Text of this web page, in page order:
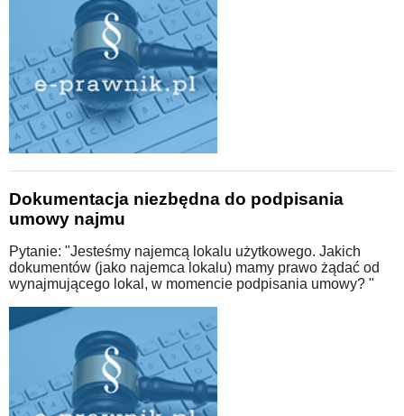
Dokumentacja niezbędna do podpisania
umowy najmu
Pytanie: "Jesteśmy najemcą lokalu użytkowego. Jakich
dokumentów (jako najemca lokalu) mamy prawo żądać od
wynajmującego lokal, w momencie podpisania umowy? "